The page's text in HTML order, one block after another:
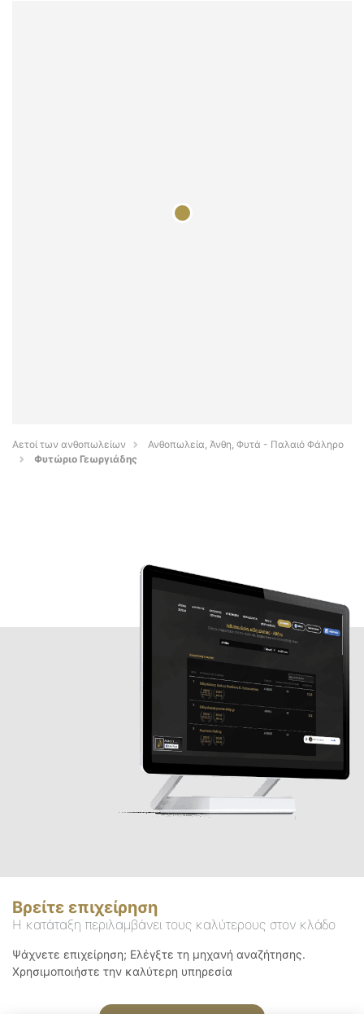
Αετοί των ανθοπωλείων
Ανθοπωλεία, Άνθη, Φυτά - Παλαιό Φάληρο
Φυτώριο Γεωργιάδης
Βρείτε επιχείρηση
Η κατάταξη περιλαμβάνει τους καλύτερους στον κλάδο
Ψάχνετε επιχείρηση; Ελέγξτε τη μηχανή αναζήτησης.
Χρησιμοποιήστε την καλύτερη υπηρεσία